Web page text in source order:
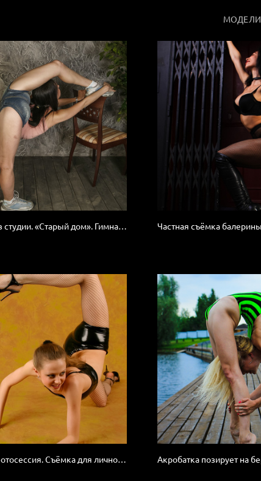
МОДЕЛИ
Фантазия в студии. «Старый дом». Гимнастка.
Пробная фотосессия. Съёмка для личного использования.